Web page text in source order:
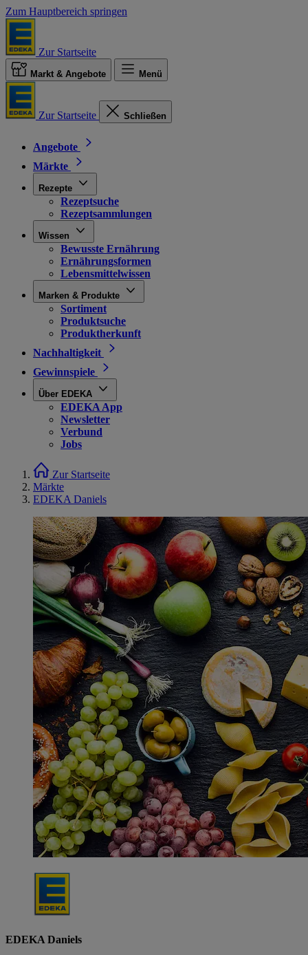
Zum Hauptbereich springen
Zur Startseite
Markt & Angebote Menü
Zur Startseite Schließen
Angebote
Märkte
Rezepte
Rezeptsuche
Rezeptsammlungen
Wissen
Bewusste Ernährung
Ernährungsformen
Lebensmittelwissen
Marken & Produkte
Sortiment
Produktsuche
Produktherkunft
Nachhaltigkeit
Gewinnspiele
Über EDEKA
EDEKA App
Newsletter
Verbund
Jobs
Zur Startseite
Märkte
EDEKA Daniels
EDEKA Daniels